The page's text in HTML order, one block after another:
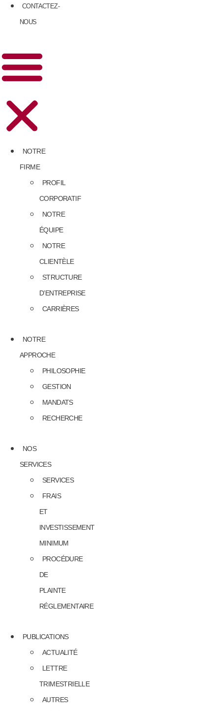
CONTACTEZ-
NOUS
NOTRE
FIRME
PROFIL
CORPORATIF
NOTRE
ÉQUIPE
NOTRE
CLIENTÈLE
STRUCTURE
D’ENTREPRISE
CARRIÈRES
NOTRE
APPROCHE
PHILOSOPHIE
GESTION
MANDATS
RECHERCHE
NOS
SERVICES
SERVICES
FRAIS
ET
INVESTISSEMENT
MINIMUM
PROCÉDURE
DE
PLAINTE
RÉGLEMENTAIRE
PUBLICATIONS
ACTUALITÉ
LETTRE
TRIMESTRIELLE
AUTRES